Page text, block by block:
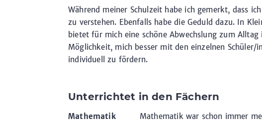
Während meiner Schulzeit habe ich gemerkt, dass
zu verstehen. Ebenfalls habe die Geduld dazu. In
bietet für mich eine schöne Abwechslung zum
Möglichkeit, mich besser mit den einzelnen Schüler/
individuell zu fördern.
Unterrichtet in den Fächern
Mathematik
Mathematik war schon immer